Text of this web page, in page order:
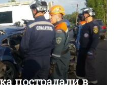
пострадали в